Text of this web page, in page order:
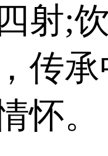
射;
传
怀。